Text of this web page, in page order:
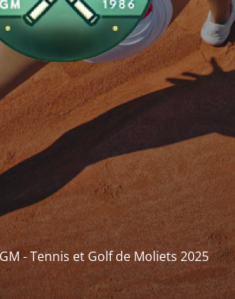
- Tennis et Golf de Moliets 2025